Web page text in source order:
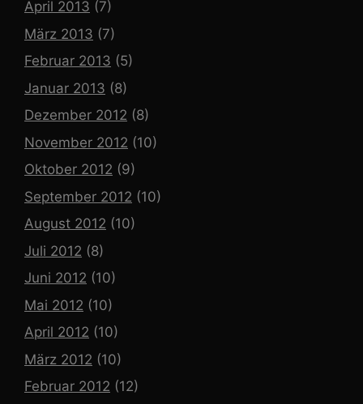
April 2013 (7)
März 2013 (7)
Februar 2013 (5)
Januar 2013 (8)
Dezember 2012 (8)
November 2012 (10)
Oktober 2012 (9)
September 2012 (10)
August 2012 (10)
Juli 2012 (8)
Juni 2012 (10)
Mai 2012 (10)
April 2012 (10)
März 2012 (10)
Februar 2012 (12)